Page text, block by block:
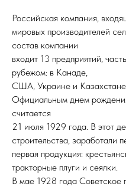
Российская компания,
мировых производителей
состав компании
входит 13 предприятий,
рубежом: в Канаде,
США, Украине и
Официальным днем
считается
21 июля 1929 года. В этот
строительства, заработали
первая продукция:
тракторные плуги и сеялки.
В мае 1928 года Советское